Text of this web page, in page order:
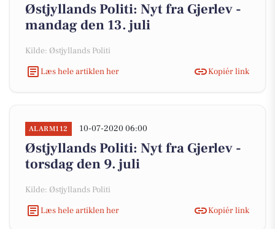
Østjyllands Politi: Nyt fra Gjerlev -
mandag den 13. juli
Kilde: Østjyllands Politi
Læs hele artiklen her
Kopiér link
ALARM112 10-07-2020 06:00
Østjyllands Politi: Nyt fra Gjerlev -
torsdag den 9. juli
Kilde: Østjyllands Politi
Læs hele artiklen her
Kopiér link